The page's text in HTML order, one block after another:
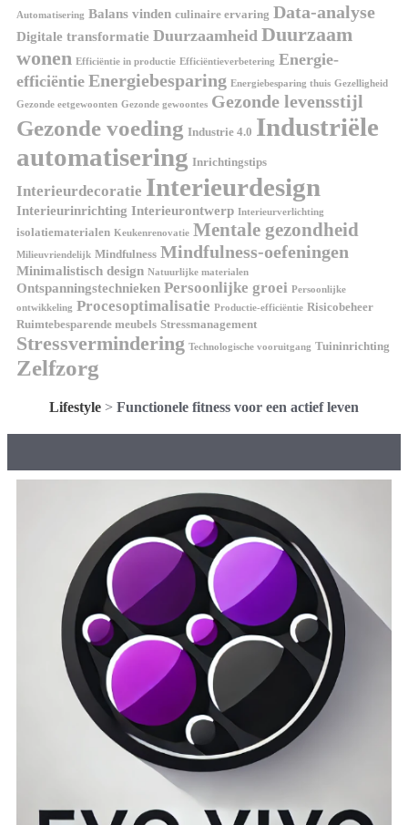
Automatisering Balans vinden culinaire ervaring Data-analyse
Digitale transformatie Duurzaamheid Duurzaam
wonen Efficiëntie in productie Efficiëntieverbetering Energie-
efficiëntie Energiebesparing Energiebesparing thuis Gezelligheid
Gezonde eetgewoonten Gezonde gewoontes Gezonde levensstijl
Gezonde voeding Industrie 4.0 Industriële
automatisering Inrichtingstips
Interieurdecoratie Interieurdesign
Interieurinrichting Interieurontwerp Interieurverlichting
isolatiematerialen Keukenrenovatie Mentale gezondheid
Milieuvriendelijk Mindfulness Mindfulness-oefeningen
Minimalistisch design Natuurlijke materialen
Ontspanningstechnieken Persoonlijke groei Persoonlijke
ontwikkeling Procesoptimalisatie Productie-efficiëntie Risicobeheer
Ruimtebesparende meubels Stressmanagement
Stressvermindering Technologische vooruitgang Tuininrichting
Zelfzorg
Lifestyle > Functionele fitness voor een actief leven